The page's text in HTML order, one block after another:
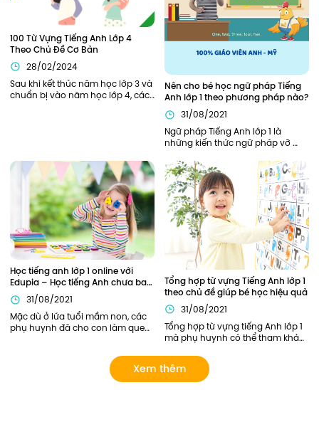
100 Từ Vựng Tiếng Anh Lớp 4
Theo Chủ Đề Cơ Bản
28/02/2024
Sau khi kết thúc năm học lớp 3 và
chuẩn bị vào năm học lớp 4, các
vựng tiếng Anh lớp 4 cũng đóng
vai trò quan trọng xuyên suốt
toàn bộ chương trình học tiếng
Anh lớp 4 của các bạn nhỏ.
Nên cho bé học ngữ pháp Tiếng
Anh lớp 1 theo phương pháp nào?
31/08/2021
Ngữ pháp Tiếng Anh lớp 1 là
những kiến thức ngữ pháp vỡ
chinh phục Tiếng Anh của bé. Vì
là nền tảng đầu tiên nên phần
kiến thức này cần được củng cố
chắc chắn. Vậy nên áp dụng
phương pháp nào để trẻ có thể
nắm chắc ngữ pháp Tiếng Anh
ngay từ khi học lớp 1?
Học tiếng anh lớp 1 online với
Edupia – Học tiếng Anh chưa bao
giờ thú vị đến thế!
31/08/2021
Mặc dù ở lứa tuổi mầm non, các
phụ huynh đã cho con làm quen
tuy nhiên chỉ dừng lại ở mức làm
quen mà chưa có lộ trình bài bản
rõ ràng. Giờ đây, phụ huynh có
Tổng hợp từ vựng Tiếng Anh lớp 1
theo chủ đề giúp bé học hiệu quả
31/08/2021
Tổng hợp từ vựng tiếng Anh lớp 1
mà phụ huynh có thể tham khảo.
chọn các khóa học của Edupia
để cập nhật cho con hệ thống từ
vựng đầy đủ và bài bản nhất!
Xem thêm